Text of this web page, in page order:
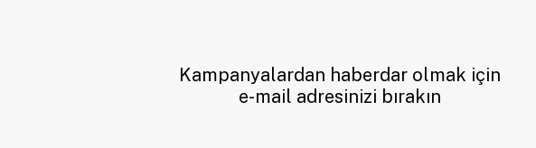
Kampanyalardan haberdar olmak için
e-mail adresinizi bırakın